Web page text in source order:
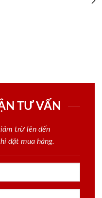
TƯ VẤN
trừ lên đến
đặt mua hàng.